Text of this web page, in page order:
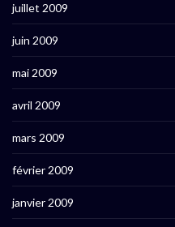
juillet 2009
juin 2009
mai 2009
avril 2009
mars 2009
février 2009
janvier 2009